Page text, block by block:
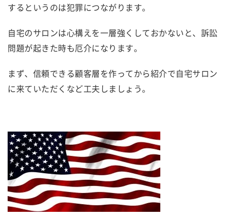
するというのは犯罪につながります。
自宅のサロンは心構えを一層強くしておかないと、訴訟
問題が起きた時も厄介になります。
まず、信頼できる顧客層を作ってから紹介で自宅サロン
に来ていただくなど工夫しましょう。